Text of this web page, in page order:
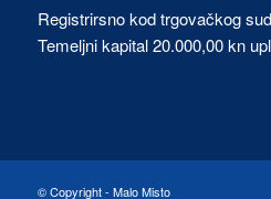
Registrirsno kod trgovačkog
Temeljni kapital 20.000,00 kn
© Copyright - Malo Misto